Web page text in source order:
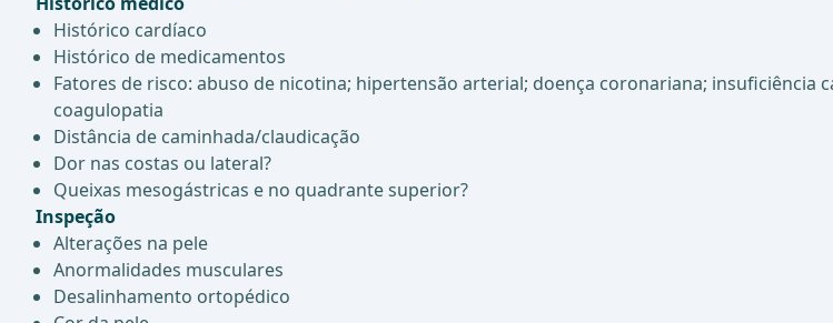
Histórico cardíaco
Histórico de medicamentos
Fatores de risco: abuso de nicotina; hipertensão arterial; doença coronariana; insuficiência
coagulopatia
Distância de caminhada/claudicação
Dor nas costas ou lateral?
Queixas mesogástricas e no quadrante superior?
Inspeção
Alterações na pele
Anormalidades musculares
Desalinhamento ortopédico